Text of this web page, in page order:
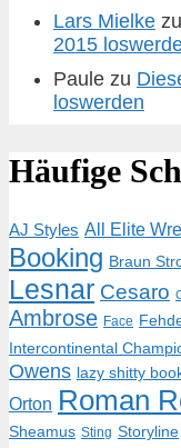
Lars Mielke zu
2015
Paule zu
loswerden
Häufige
AJ Styles All Elite
Booking Braun
Lesnar Cesaro
Ambrose Face
Intercontinental
Owens lazy shitty
Orton Roman
Sheamus Sting Storyline